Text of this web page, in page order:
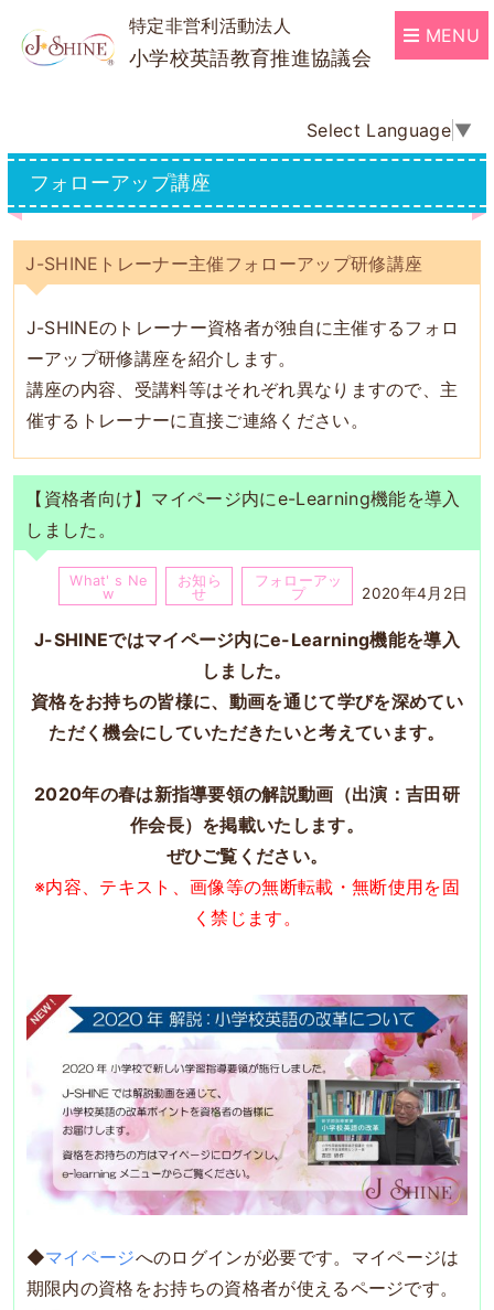
特定非営利活動法人
小学校英語教育推進協議会
Select Language ▼
MENU
フォローアップ講座
J-SHINEトレーナー主催フォローアップ研修講座
J-SHINEのトレーナー資格者が独自に主催するフォロ
ーアップ研修講座を紹介します。
講座の内容、受講料等はそれぞれ異なりますので、主
催するトレーナーに直接ご連絡ください。
【資格者向け】マイページ内にe-Learning機能を導入
しました。
What' s Ne
w
お知ら
せ
フォローアッ
プ
2020年4月2日
J-SHINEではマイページ内にe-Learning機能を導入
しました。
資格をお持ちの皆様に、動画を通じて学びを深めてい
ただく機会にしていただきたいと考えています。
2020年の春は新指導要領の解説動画（出演：吉田研
作会長）を掲載いたします。
ぜひご覧ください。
※内容、テキスト、画像等の無断転載・無断使用を固
く禁じます。
◆マイページへのログインが必要です。マイページは
期限内の資格をお持ちの資格者が使えるページです。